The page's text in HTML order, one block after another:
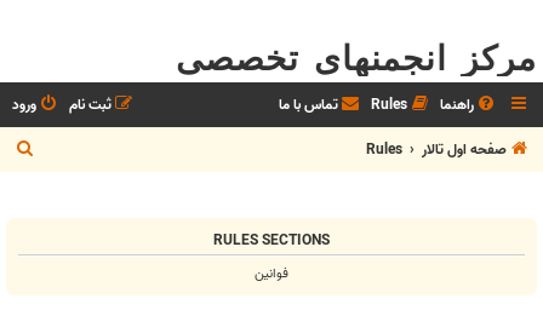
مرکز انجمنهای تخصصی
راهنما Rules تماس با ما ورود
ثبت نام
صفحه اول تالار
Rules
س
RULES SECTIONS
فوانین